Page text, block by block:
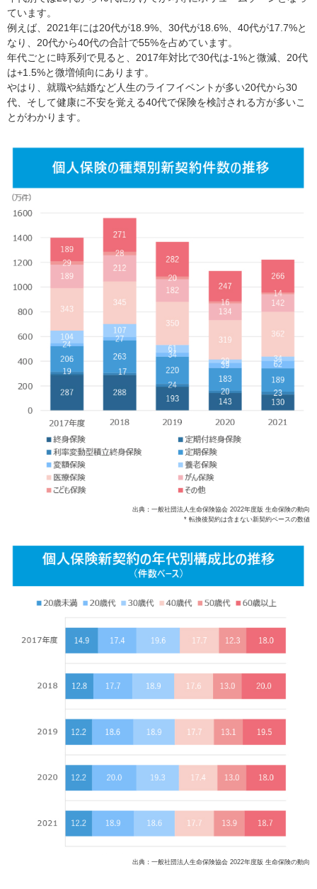
ています。
例えば、2021年には20代が18.9%、30代が18.6%、40代が17.7%と
なり、20代から40代の合計で55%を占めています。
年代ごとに時系列で見ると、2017年対比で30代は-1%と微減、20代
は+1.5%と微増傾向にあります。
やはり、就職や結婚など人生のライフイベントが多い20代から30
代、そして健康に不安を覚える40代で保険を検討される方が多いこ
とがわかります。
出典：一般社団法人生命保険協会 2022年度版 生命保険の動向
* 転換後契約は含まない新契約ベースの数値
出典：一般社団法人生命保険協会 2022年度版 生命保険の動向